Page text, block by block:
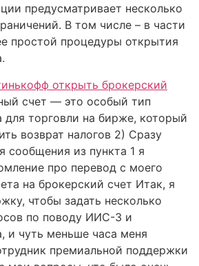
предусматривает несколько
В том числе – в части
простой процедуры открытия
открыть брокерский
счет — это особый тип
для торговли на бирже, который
возврат налогов 2) Сразу
сообщения из пункта 1 я
про перевод с моего
на брокерский счет Итак, я
чтобы задать несколько
по поводу ИИС-3 и
и чуть меньше часа меня
премиальной поддержки